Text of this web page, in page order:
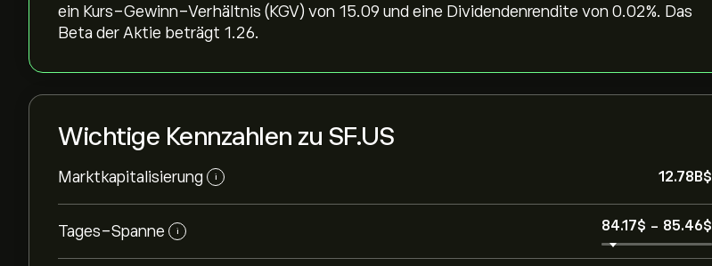
ein Kurs-Gewinn-Verhältnis (KGV) von 15.09 und eine Dividendenrendite von 0.02%. Das
Beta der Aktie beträgt 1.26.
Wichtige Kennzahlen zu SF.US
Marktkapitalisierung i 12.78B‎$‎
Tages-Spanne i 84.17‎$‎ - 85.46‎$‎